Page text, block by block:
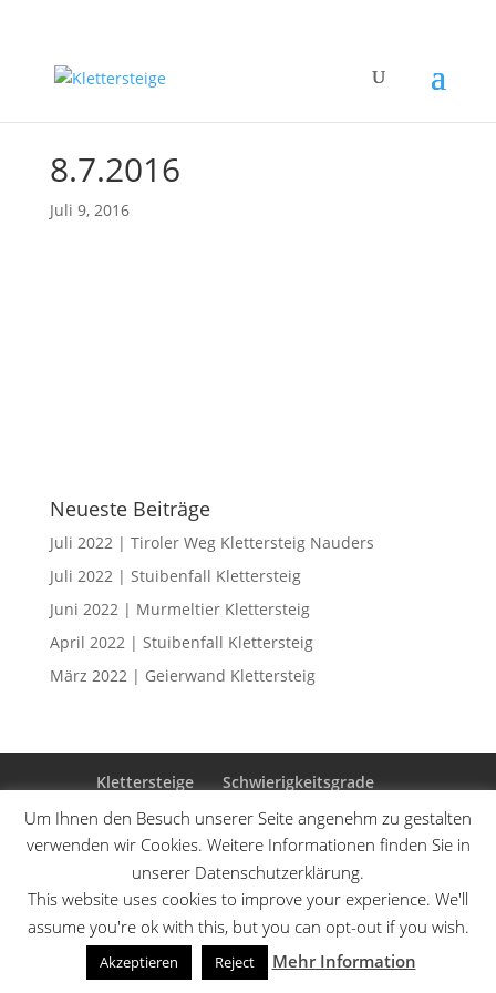
8.7.2016
Juli 9, 2016
Neueste Beiträge
Juli 2022 | Tiroler Weg Klettersteig Nauders
Juli 2022 | Stuibenfall Klettersteig
Juni 2022 | Murmeltier Klettersteig
April 2022 | Stuibenfall Klettersteig
März 2022 | Geierwand Klettersteig
Klettersteige
Schwierigkeitsgrade
Datenschutzerklärung
Sitemap
Designed byElegant Themes | Powered by
WordPress
Um Ihnen den Besuch unserer Seite angenehm zu gestalten
verwenden wir Cookies. Weitere Informationen finden Sie in
unserer Datenschutzerklärung.
This website uses cookies to improve your experience. We'll
assume you're ok with this, but you can opt-out if you wish.
Akzeptieren Reject Mehr Information